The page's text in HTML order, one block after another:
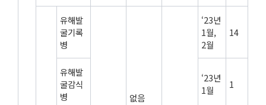
유해발
굴기록
병
없음
‘23년
1월,
2월
14
유해발
굴감식
병
‘23년
1월
1